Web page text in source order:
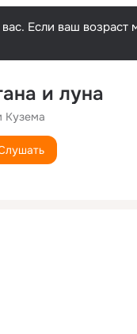
Если ваш
и луна
Кузема